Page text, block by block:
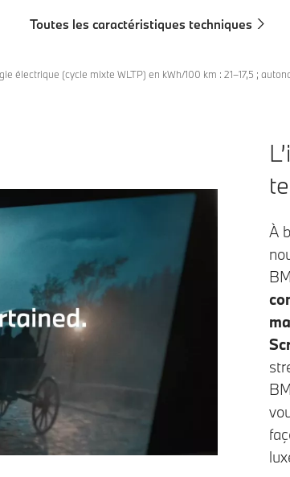
Toutes les caractéristiques techniques
électrique (cycle mixte WLTP) en kWh/100 km : 21–17,5 ;
À